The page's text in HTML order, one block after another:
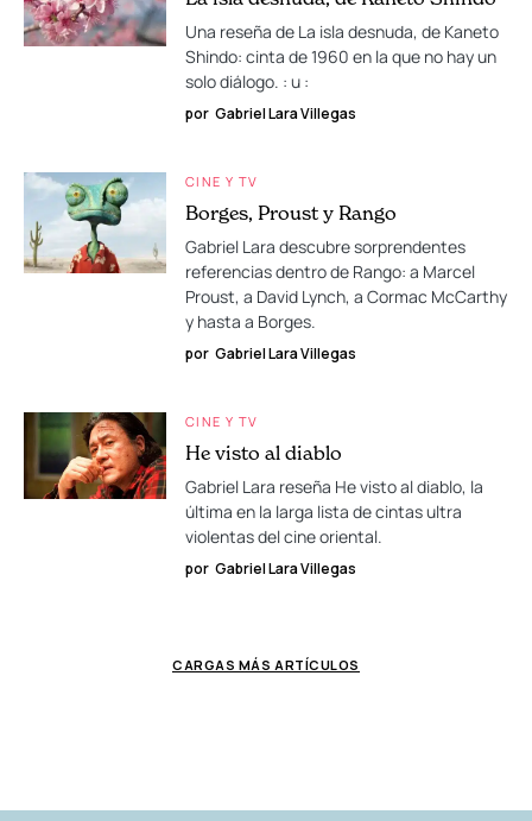
Una reseña de La isla desnuda, de Kaneto
Shindo: cinta de 1960 en la que no hay un
solo diálogo. : u :
por Gabriel Lara Villegas
CINE Y TV
Borges, Proust y Rango
Gabriel Lara descubre sorprendentes
referencias dentro de Rango: a Marcel
Proust, a David Lynch, a Cormac McCarthy
y hasta a Borges.
por Gabriel Lara Villegas
CINE Y TV
He visto al diablo
Gabriel Lara reseña He visto al diablo, la
última en la larga lista de cintas ultra
violentas del cine oriental.
por Gabriel Lara Villegas
CARGAS MÁS ARTÍCULOS